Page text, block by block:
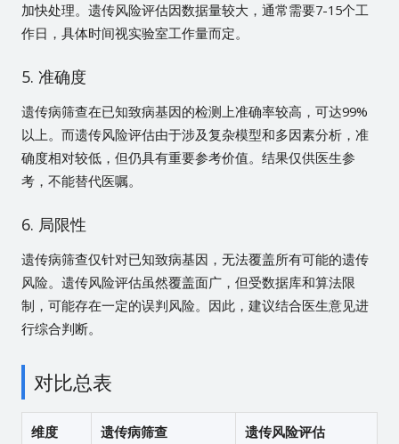
加快处理。遗传风险评估因数据量较大，通常需要7-15个工
作日，具体时间视实验室工作量而定。
5. 准确度
遗传病筛查在已知致病基因的检测上准确率较高，可达99%
以上。而遗传风险评估由于涉及复杂模型和多因素分析，准
确度相对较低，但仍具有重要参考价值。结果仅供医生参
考，不能替代医嘱。
6. 局限性
遗传病筛查仅针对已知致病基因，无法覆盖所有可能的遗传
风险。遗传风险评估虽然覆盖面广，但受数据库和算法限
制，可能存在一定的误判风险。因此，建议结合医生意见进
行综合判断。
对比总表
维度 遗传病筛查 遗传风险评估